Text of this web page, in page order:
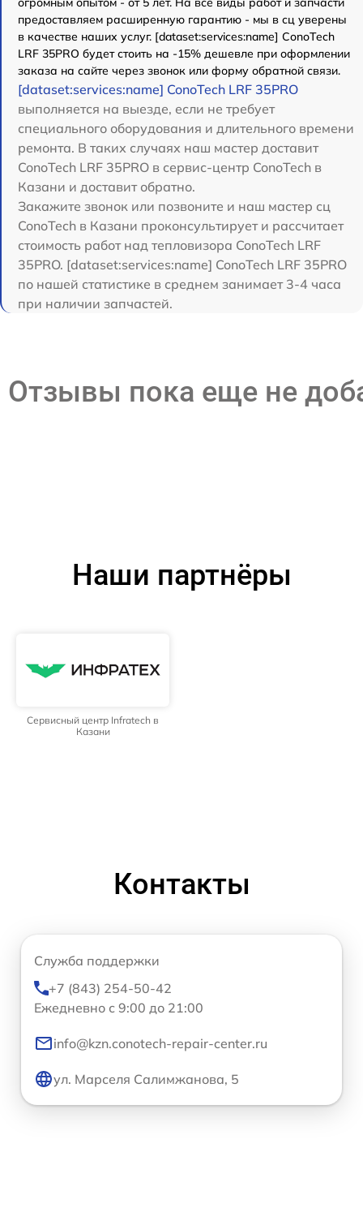
предоставляем расширенную гарантию - мы в сц уверены
в качестве наших услуг. [dataset:services:name] ConoTech
LRF 35PRO будет стоить на -15% дешевле при оформлении
заказа на сайте через звонок или форму обратной связи.
[dataset:services:name] ConoTech LRF 35PRO
выполняется на выезде, если не требует
специального оборудования и длительного времени
ремонта. В таких случаях наш мастер доставит
ConoTech LRF 35PRO в сервис-центр ConoTech в
Казани и доставит обратно.
Закажите звонок или позвоните и наш мастер сц
ConoTech в Казани проконсультирует и рассчитает
стоимость работ над тепловизора ConoTech LRF
35PRO. [dataset:services:name] ConoTech LRF 35PRO
по нашей статистике в среднем занимает 3-4 часа
при наличии запчастей.
Отзывы пока еще не
Наши партнёры
Сервисный центр Infratech в
Казани
Контакты
Служба поддержки
+7 (843) 254-50-42
Ежедневно с 9:00 до 21:00
info@kzn.conotech-repair-center.ru
ул. Марселя Салимжанова, 5